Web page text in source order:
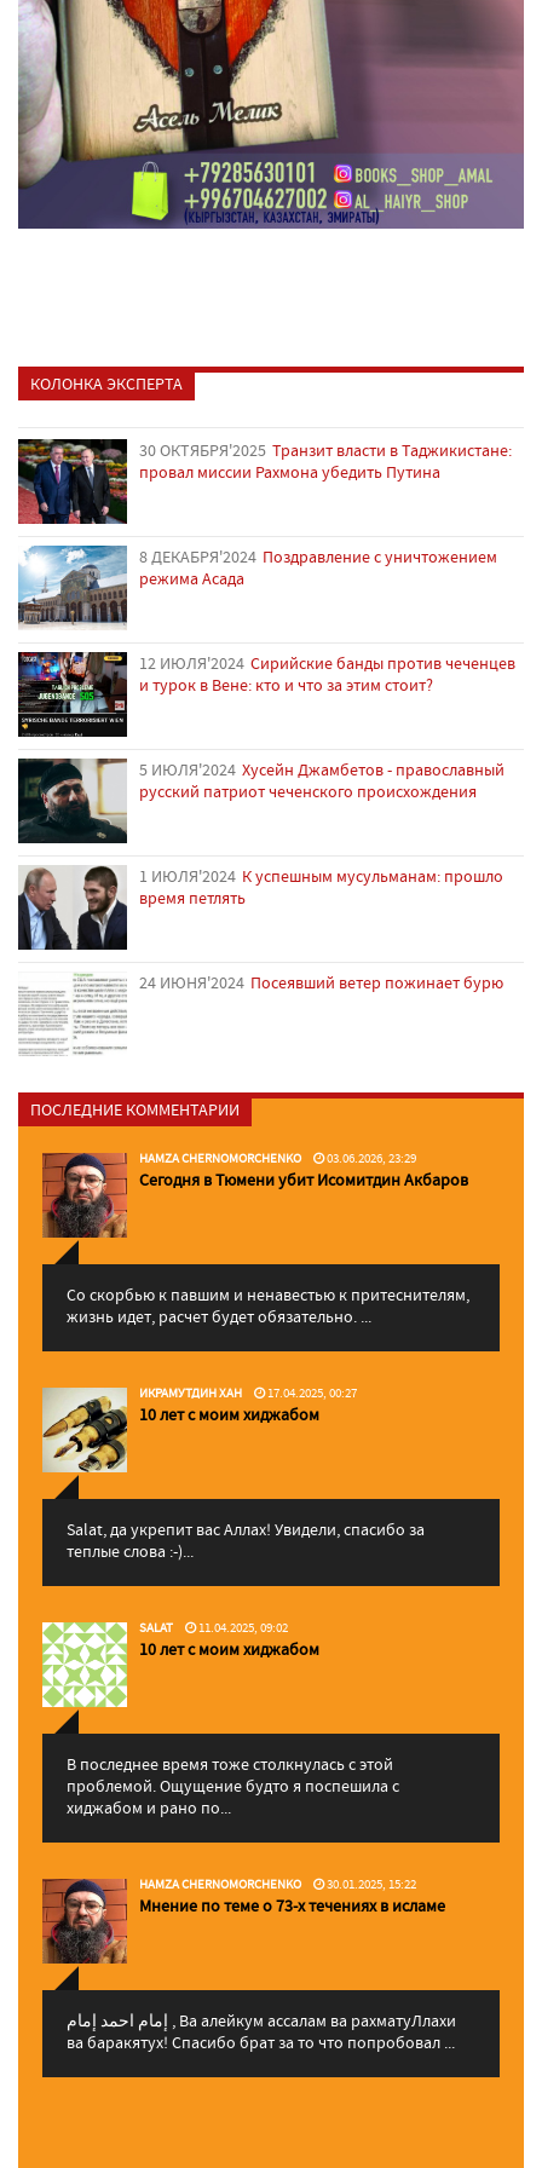
КОЛОНКА ЭКСПЕРТА
30 ОКТЯБРЯ'2025 Транзит власти в Таджикистане:
провал миссии Рахмона убедить Путина
8 ДЕКАБРЯ'2024 Поздравление с уничтожением
режима Асада
12 ИЮЛЯ'2024 Сирийские банды против чеченцев
и турок в Вене: кто и что за этим стоит?
5 ИЮЛЯ'2024 Хусейн Джамбетов - православный
русский патриот чеченского происхождения
1 ИЮЛЯ'2024 К успешным мусульманам: прошло
время петлять
24 ИЮНЯ'2024 Посеявший ветер пожинает бурю
ПОСЛЕДНИЕ КОММЕНТАРИИ
HAMZA CHERNOMORCHENKO 03.06.2026, 23:29
Сегодня в Тюмени убит Исомитдин Акбаров
Со скорбью к павшим и ненавестью к притеснителям,
жизнь идет, расчет будет обязательно. ...
ИКРАМУТДИН ХАН 17.04.2025, 00:27
10 лет с моим хиджабом
Salat, да укрепит вас Аллаx! Увидели, спасибо за
теплые слова :-)...
SALAT 11.04.2025, 09:02
10 лет с моим хиджабом
В последнее время тоже столкнулась с этой
проблемой. Ощущение будто я поспешила с
хиджабом и рано по...
HAMZA CHERNOMORCHENKO 30.01.2025, 15:22
Мнение по теме о 73-х течениях в исламе
إمام احمد إمام , Ва алейкум ассалам ва рахматуЛлахи
ва баракятух! Спасибо брат за то что попробовал ...